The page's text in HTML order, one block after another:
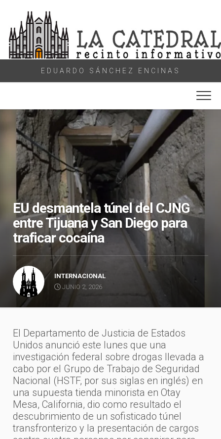
content
EDUARDO SÁNCHEZ ENCINAS
EU desmantela túnel del CJNG
entre Tijuana y San Diego para
traficar cocaína
INTERNACIONAL
JUNIO 2, 2026
El Departamento de Justicia de Estados
Unidos anunció este lunes que una
investigación federal sobre drogas llevada a
cabo por el Grupo de Trabajo de Seguridad
Nacional (HSTF, por sus siglas en inglés) en
una supuesta tienda minorista en Otay
Mesa, California, dio como resultado el
descubrimiento de un sofisticado túnel
transfronterizo y la presentación de cargos